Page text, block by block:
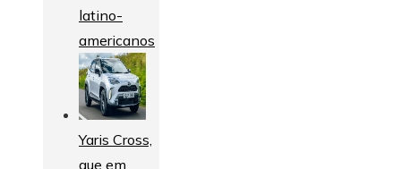
latino-
americanos
Yaris Cross,
que em